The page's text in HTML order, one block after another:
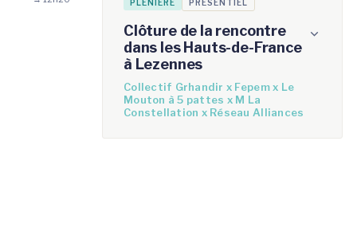
PLÉNIÈRE PRÉSENTIEL
Clôture de la rencontre
dans les Hauts-de-France
à Lezennes
Collectif Grhandir x Fepem x Le
Mouton à 5 pattes x M La
Constellation x Réseau Alliances